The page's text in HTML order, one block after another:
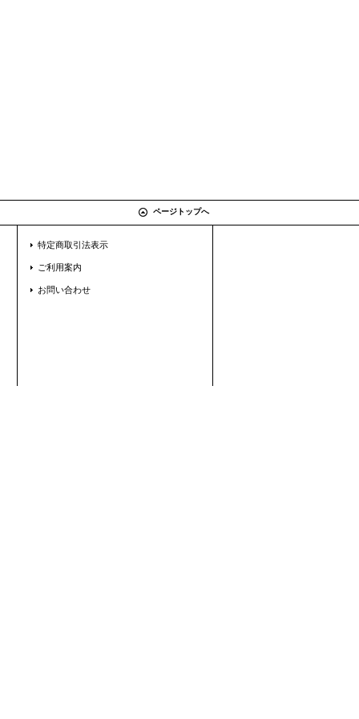
ページトップへ
特定商取引法表示
ご利用案内
お問い合わせ